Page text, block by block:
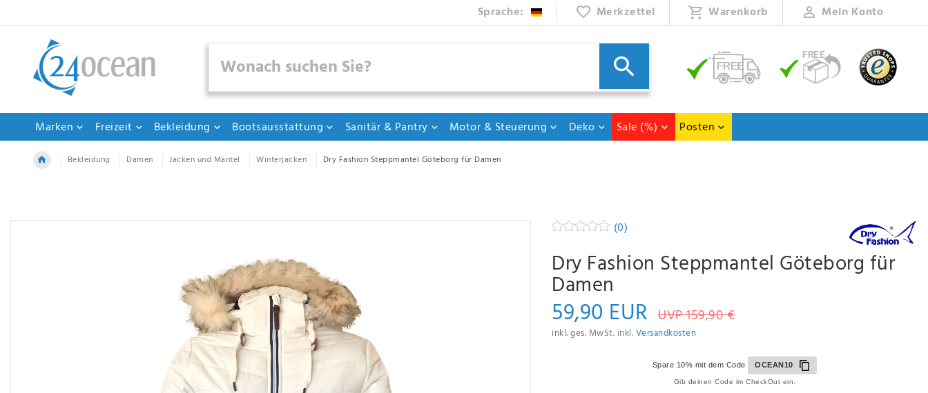
Sprache: Merkzettel Warenkorb Mein Konto
Marken Freizeit Bekleidung Bootsausstattung Sanitär & Pantry Motor & Steuerung Deko Sale (%) Posten
Bekleidung Damen Jacken und Mäntel Winterjacken Dry Fashion Steppmantel Göteborg für Damen
(0)
Dry Fashion Steppmantel Göteborg für
Damen
59,90 EUR UVP 159,90 €
inkl. ges. MwSt. inkl.Versandkosten
Spare 10% mit dem Code OCEAN10
Gib deinen Code im CheckOut ein.